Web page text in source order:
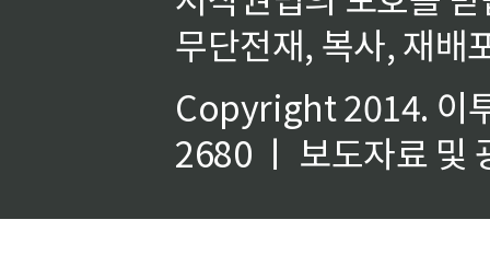
무단전재, 복사, 재배
Copyright 2014. 이
2680 ㅣ 보도자료